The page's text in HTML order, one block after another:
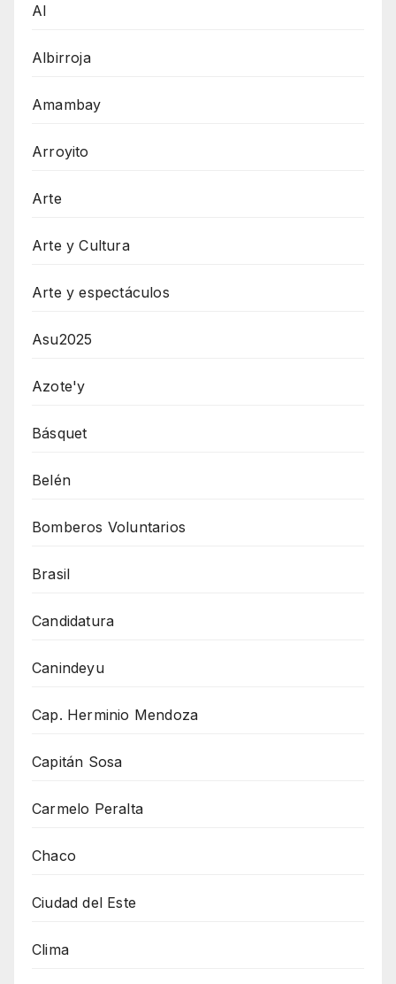
AI
Albirroja
Amambay
Arroyito
Arte
Arte y Cultura
Arte y espectáculos
Asu2025
Azote'y
Básquet
Belén
Bomberos Voluntarios
Brasil
Candidatura
Canindeyu
Cap. Herminio Mendoza
Capitán Sosa
Carmelo Peralta
Chaco
Ciudad del Este
Clima